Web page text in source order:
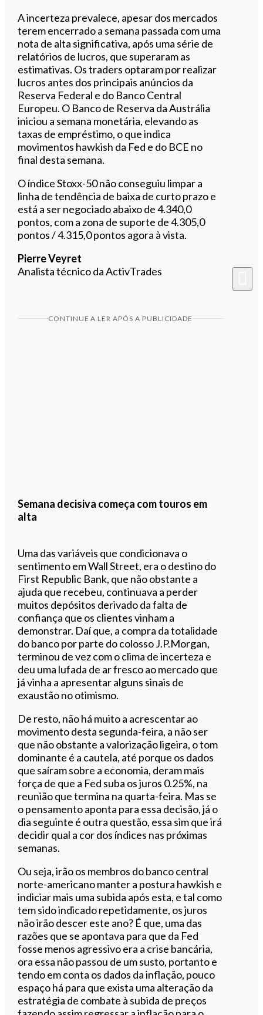
A incerteza prevalece, apesar dos mercados
terem encerrado a semana passada com uma
nota de alta significativa, após uma série de
relatórios de lucros, que superaram as
estimativas. Os traders optaram por realizar
lucros antes dos principais anúncios da
Reserva Federal e do Banco Central
Europeu. O Banco de Reserva da Austrália
iniciou a semana monetária, elevando as
taxas de empréstimo, o que indica
movimentos hawkish da Fed e do BCE no
final desta semana.
O índice Stoxx-50 não conseguiu limpar a
linha de tendência de baixa de curto prazo e
está a ser negociado abaixo de 4.340,0
pontos, com a zona de suporte de 4.305,0
pontos / 4.315,0 pontos agora à vista.
Pierre Veyret
Analista técnico da ActivTrades
CONTINUE A LER APÓS A PUBLICIDADE
Semana decisiva começa com touros em
alta
Uma das variáveis que condicionava o
sentimento em Wall Street, era o destino do
First Republic Bank, que não obstante a
ajuda que recebeu, continuava a perder
muitos depósitos derivado da falta de
confiança que os clientes vinham a
demonstrar. Daí que, a compra da totalidade
do banco por parte do colosso J.P.Morgan,
terminou de vez com o clima de incerteza e
deu uma lufada de ar fresco ao mercado que
já vinha a apresentar alguns sinais de
exaustão no otimismo.
De resto, não há muito a acrescentar ao
movimento desta segunda-feira, a não ser
que não obstante a valorização ligeira, o tom
dominante é a cautela, até porque os dados
que saíram sobre a economia, deram mais
força de que a Fed suba os juros 0.25%, na
reunião que termina na quarta-feira. Mas se
o pensamento aponta para essa decisão, já o
dia seguinte é outra questão, essa sim que irá
decidir qual a cor dos índices nas próximas
semanas.
Ou seja, irão os membros do banco central
norte-americano manter a postura hawkish e
indiciar mais uma subida após esta, e tal como
tem sido indicado repetidamente, os juros
não irão descer este ano? É que, uma das
razões que se apontava para que da Fed
fosse menos agressivo era a crise bancária,
ora essa não passou de um susto, portanto e
tendo em conta os dados da inflação, pouco
espaço há para que exista uma alteração da
estratégia de combate à subida de preços